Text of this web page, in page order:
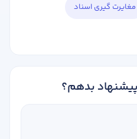
مغایرت گیری اسناد
پیشنهاد بدهم؟